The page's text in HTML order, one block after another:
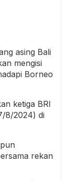
asing Bali
mengisi
Borneo
ketiga BRI
8/2024) di
rekan